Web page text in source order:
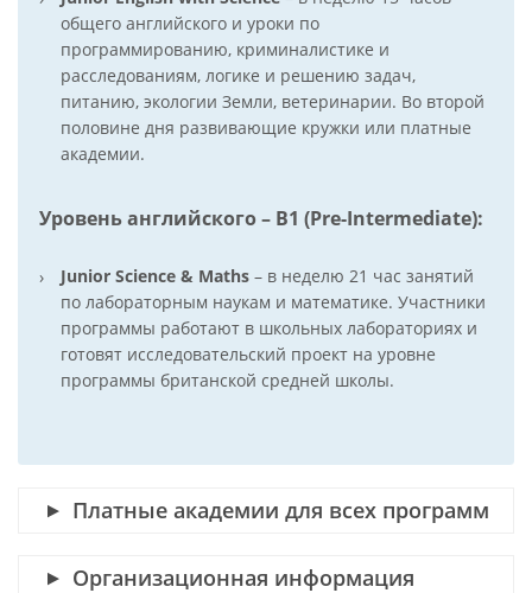
общего английского и уроки по
программированию, криминалистике и
расследованиям, логике и решению задач,
питанию, экологии Земли, ветеринарии. Во второй
половине дня развивающие кружки или платные
академии.
Уровень английского – B1 (Pre-Intermediate):
Junior Science & Maths– в неделю 21 час занятий
по лабораторным наукам и математике. Участники
программы работают в школьных лабораториях и
готовят исследовательский проект на уровне
программы британской средней школы.
Платные академии для всех программ
Организационная информация